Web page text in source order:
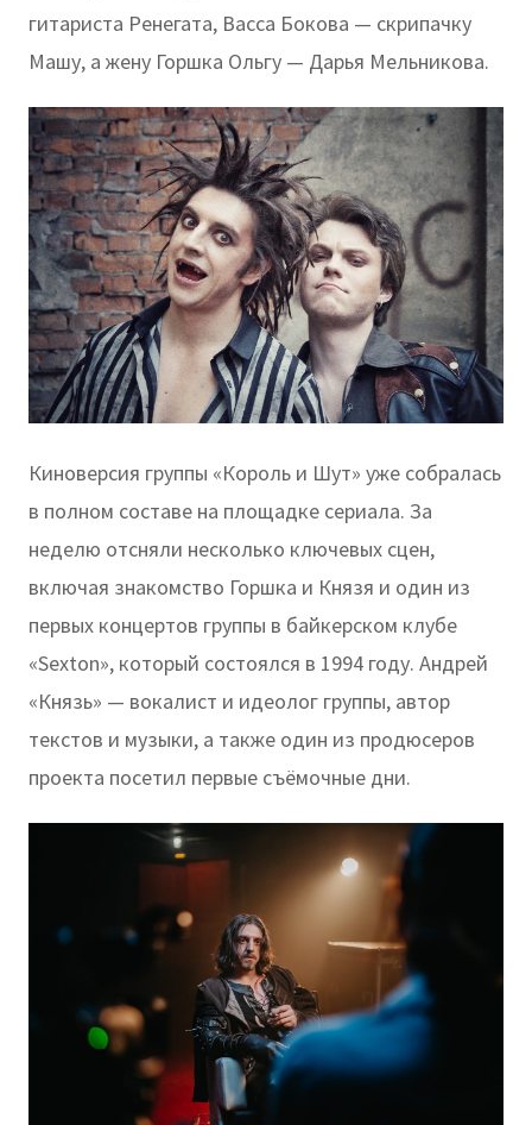
гитариста Ренегата, Васса Бокова — скрипачку
Машу, а жену Горшка Ольгу — Дарья Мельникова.
Киноверсия группы «Король и Шут» уже собралась
в полном составе на площадке сериала. За
неделю отсняли несколько ключевых сцен,
включая знакомство Горшка и Князя и один из
первых концертов группы в байкерском клубе
«Sexton», который состоялся в 1994 году. Андрей
«Князь» — вокалист и идеолог группы, автор
текстов и музыки, а также один из продюсеров
проекта посетил первые съёмочные дни.